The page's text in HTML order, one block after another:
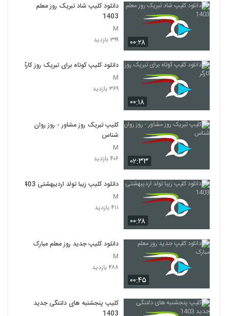
۰۰:۲۸
دانلود کلیپ شاد تبریک روز معلم
1403
M
۳۹۹ بازدید
۰۰:۱۸
دانلود کلیپ کوتاه برای تبریک روز کارگر
M
۳۶۹ بازدید
۰۲:۳۳
کلیپ تبریک روز مشاور - روز روان
شناس
M
۴۰۶ بازدید
۰۰:۲۸
دانلود کلیپ زیبا تولد اردیبهشتی 1403
M
۴۱۱ بازدید
۰۰:۴۵
دانلود کلیپ جدید روز معلم مبارک
M
۴۸۸ بازدید
کلیپ پنجشنبه های دلتنگی جدید
1403